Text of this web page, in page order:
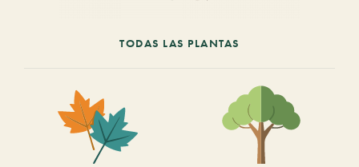
TODAS LAS PLANTAS